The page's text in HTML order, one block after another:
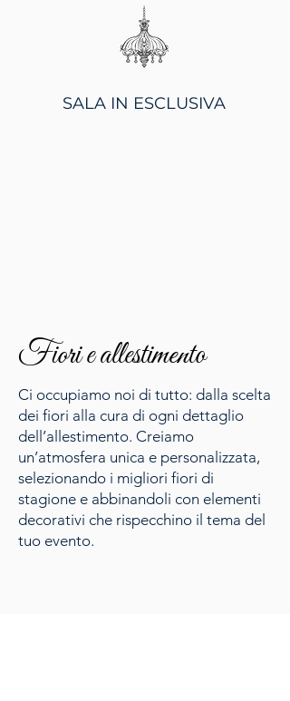
SALA IN ESCLUSIVA
Fiori e allestimento
Ci occupiamo noi di tutto: dalla scelta
dei fiori alla cura di ogni dettaglio
dell’allestimento. Creiamo
un’atmosfera unica e personalizzata,
selezionando i migliori fiori di
stagione e abbinandoli con elementi
decorativi che rispecchino il tema del
tuo evento.